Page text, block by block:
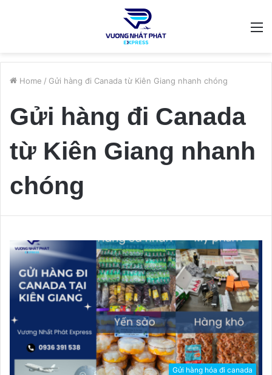
Home / Gửi hàng đi Canada từ Kiên Giang nhanh chóng
Gửi hàng đi Canada
từ Kiên Giang nhanh
chóng
Gửi hàng hóa đi canada